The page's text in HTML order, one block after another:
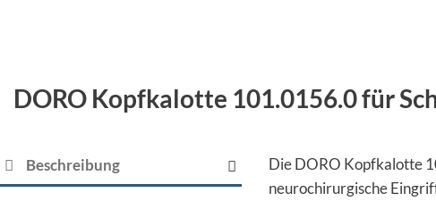
DORO Kopfkalotte 101.0156.0 für
Beschreibung
Die DORO Kopfkalotte
neurochirurgische